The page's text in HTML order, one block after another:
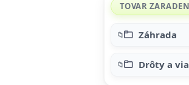
TOVAR
Záhrada
Drôty a